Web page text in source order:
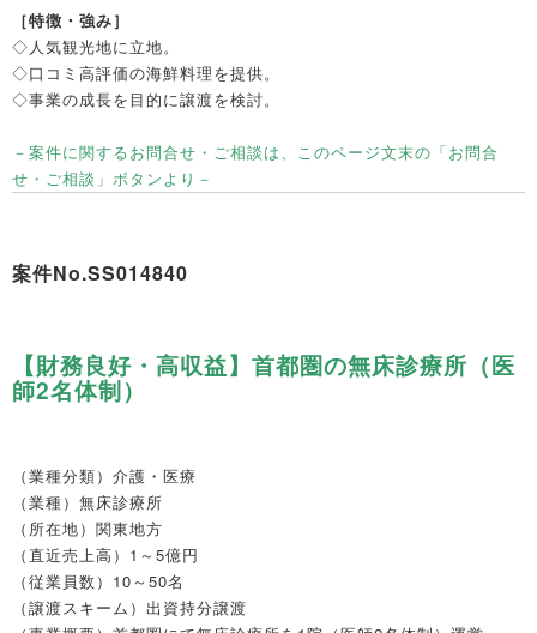
［特徴・強み］
◇人気観光地に立地。
◇口コミ高評価の海鮮料理を提供。
◇事業の成長を目的に譲渡を検討。
－案件に関するお問合せ・ご相談は、このページ文末の「お問合
せ・ご相談」ボタンより－
案件No.SS014840
【財務良好・高収益】首都圏の無床診療所（医
師2名体制）
（業種分類） 介護・医療
（業種） 無床診療所
（所在地） 関東地方
（直近売上高） 1～5億円
（従業員数） 10～50名
（譲渡スキーム） 出資持分譲渡